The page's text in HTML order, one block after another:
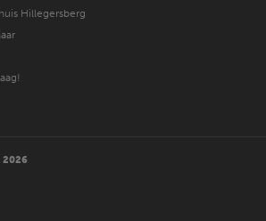
Hillegersberg
2026